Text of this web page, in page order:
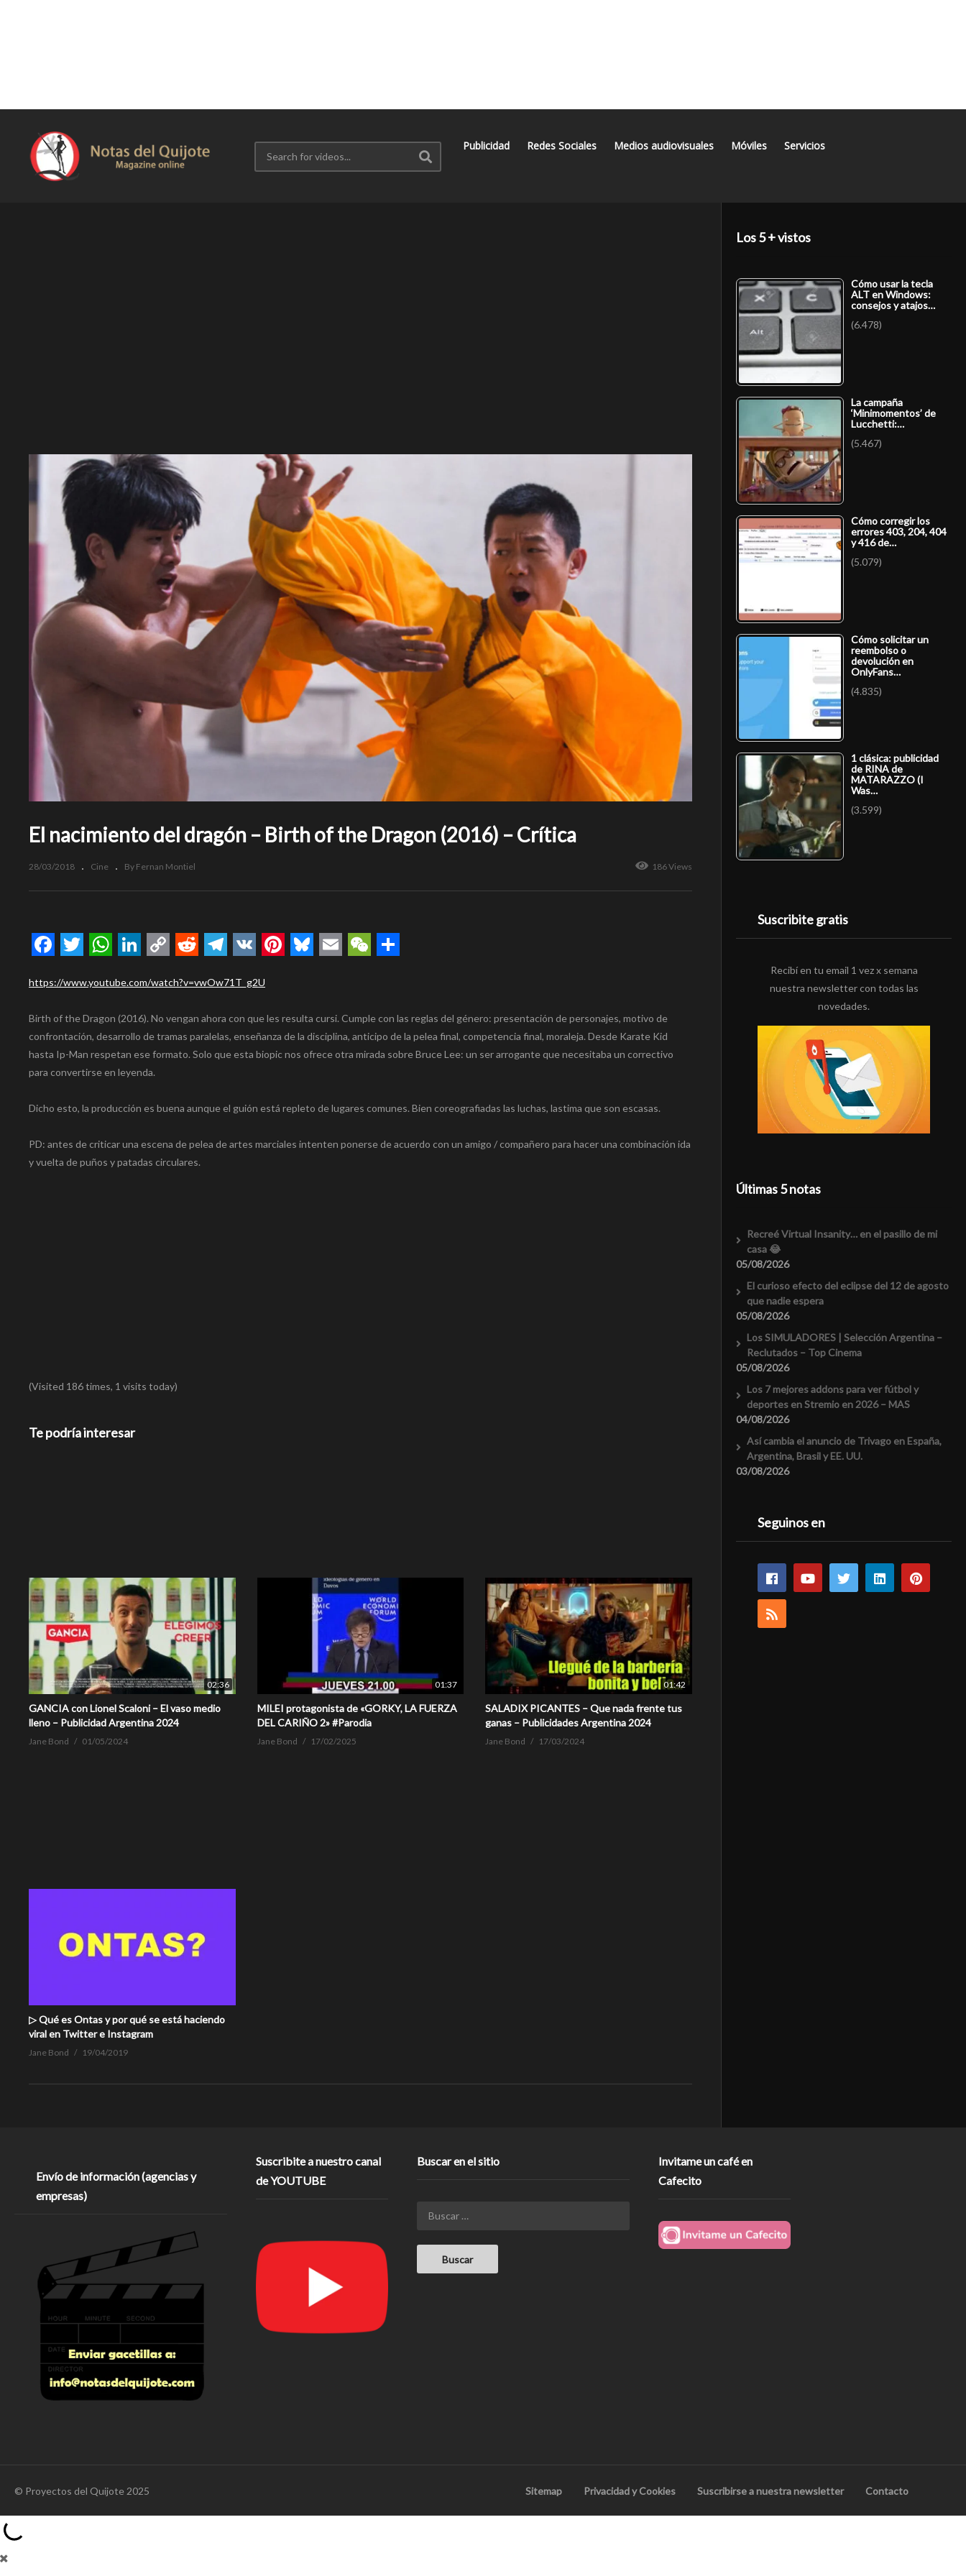
Publicidad Redes Sociales Medios audiovisuales Móviles Servicios
El nacimiento del dragón – Birth of the Dragon (2016) – Crítica
28/03/2018 Cine By Fernan Montiel 186 Views
Link
https://www.youtube.com/watch?v=vwOw71T_g2U
Birth of the Dragon (2016). No vengan ahora con que les resulta cursi. Cumple con las reglas del género: presentación de personajes, motivo de
confrontación, desarrollo de tramas paralelas, enseñanza de la disciplina, anticipo de la pelea final, competencia final, moraleja. Desde Karate Kid
hasta Ip-Man respetan ese formato. Solo que esta biopic nos ofrece otra mirada sobre Bruce Lee: un ser arrogante que necesitaba un correctivo
para convertirse en leyenda.
Dicho esto, la producción es buena aunque el guión está repleto de lugares comunes. Bien coreografiadas las luchas, lastima que son escasas.
PD: antes de criticar una escena de pelea de artes marciales intenten ponerse de acuerdo con un amigo / compañero para hacer una combinación ida
y vuelta de puños y patadas circulares.
(Visited 186 times, 1 visits today)
Te podría interesar
02:36
GANCIA con Lionel Scaloni – El vaso medio
lleno – Publicidad Argentina 2024
Jane Bond 01/05/2024
01:37
MILEI protagonista de «GORKY, LA FUERZA
DEL CARIÑO 2» #Parodia
Jane Bond 17/02/2025
01:42
SALADIX PICANTES – Que nada frente tus
ganas – Publicidades Argentina 2024
Jane Bond 17/03/2024
▷ Qué es Ontas y por qué se está haciendo
viral en Twitter e Instagram
Jane Bond 19/04/2019
Los 5 + vistos
Cómo usar la tecla
ALT en Windows:
consejos y atajos…
(6.478)
La campaña
‘Minimomentos’ de
Lucchetti:…
(5.467)
Cómo corregir los
errores 403, 204, 404
y 416 de…
(5.079)
Cómo solicitar un
reembolso o
devolución en
OnlyFans…
(4.835)
1 clásica: publicidad
de RINA de
MATARAZZO (I
Was…
(3.599)
Suscribite gratis
Recibí en tu email 1 vez x semana
nuestra newsletter con todas las
novedades.
Últimas 5 notas
Recreé Virtual Insanity… en el pasillo de mi
casa 😂
05/08/2026
El curioso efecto del eclipse del 12 de agosto
que nadie espera
05/08/2026
Los SIMULADORES | Selección Argentina –
Reclutados – Top Cinema
05/08/2026
Los 7 mejores addons para ver fútbol y
deportes en Stremio en 2026 – MAS
04/08/2026
Así cambia el anuncio de Trivago en España,
Argentina, Brasil y EE. UU.
03/08/2026
Seguinos en
Envío de información (agencias y
empresas)
Suscribite a nuestro canal
de YOUTUBE
Buscar en el sitio
Invitame un café en
Cafecito
© Proyectos del Quijote 2025 Sitemap Privacidad y Cookies Suscribirse a nuestra newsletter Contacto